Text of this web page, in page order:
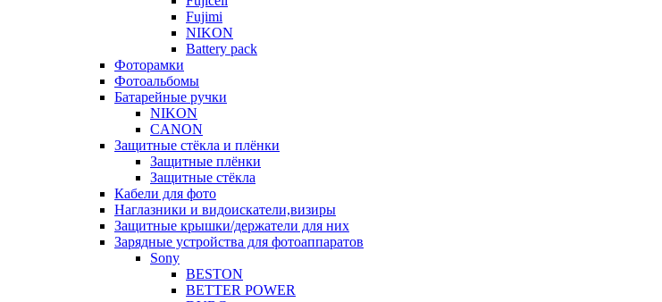
Fujimi
NIKON
Battery pack
Фоторамки
Фотоальбомы
Батарейные ручки
NIKON
CANON
Защитные стёкла и плёнки
Защитные плёнки
Защитные стёкла
Кабели для фото
Наглазники и видоискатели,визиры
Защитные крышки/держатели для них
Зарядные устройства для фотоаппаратов
Sony
BESTON
BETTER POWER